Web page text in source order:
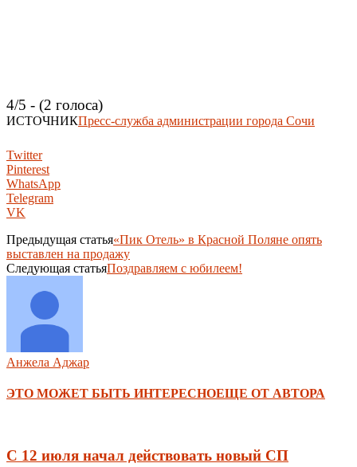
4/5 - (2 голоса)
ИСТОЧНИКПресс-служба администрации города Сочи
Twitter
Pinterest
WhatsApp
Telegram
VK
Предыдущая статья«Пик Отель» в Красной Поляне опять
выставлен на продажу
Следующая статьяПоздравляем с юбилеем!
Анжела Аджар
ЭТО МОЖЕТ БЫТЬ ИНТЕРЕСНОЕЩЕ ОТ АВТОРА
С 12 июля начал действовать новый СП